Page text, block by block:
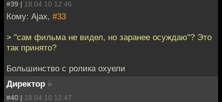
#39 | 18.04.10 12:46
Кому: Ajax, #33
> "сам фильма не видел, но заранее осуждаю"? Это
так принято?
Большинство с ролика охуели
Директор »
#40 | 18.04.10 12:47